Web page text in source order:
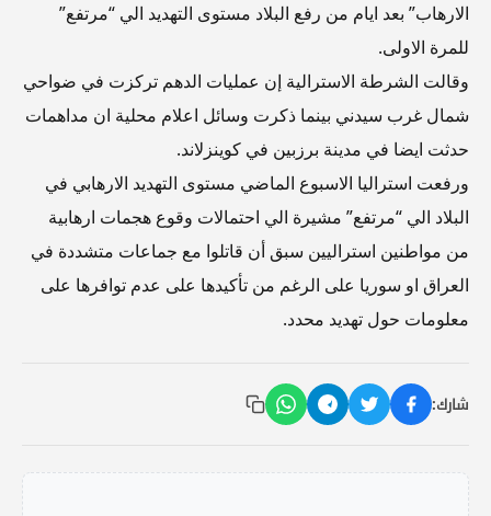
الارهاب” بعد ايام من رفع البلاد مستوى التهديد الي “مرتفع”
للمرة الاولى.
وقالت الشرطة الاسترالية إن عمليات الدهم تركزت في ضواحي
شمال غرب سيدني بينما ذكرت وسائل اعلام محلية ان مداهمات
حدثت ايضا في مدينة برزبين في كوينزلاند.
ورفعت استراليا الاسبوع الماضي مستوى التهديد الارهابي في
البلاد الي “مرتفع” مشيرة الي احتمالات وقوع هجمات ارهابية
من مواطنين استراليين سبق أن قاتلوا مع جماعات متشددة في
العراق او سوريا على الرغم من تأكيدها على عدم توافرها على
معلومات حول تهديد محدد.
شارك: